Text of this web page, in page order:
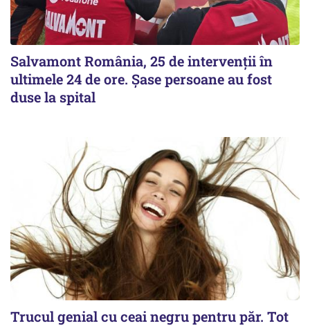
Salvamont România, 25 de intervenții în
ultimele 24 de ore. Șase persoane au fost
duse la spital
Trucul genial cu ceai negru pentru păr. Tot